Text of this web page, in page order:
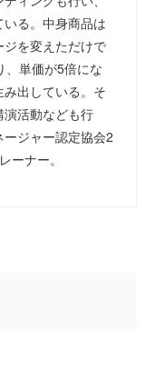
る。中身商品は
を変えただけで
、単価が5倍にな
出している。そ
活動なども行
ジャー認定協会2
ーナー。